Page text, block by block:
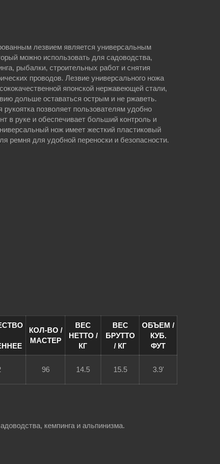
лезвием является универсальным
можно использовать для садоводства,
рыбалки, строительных работ и снятия
проводов. Лезвие универсального ножа
японской нержавеющей стали,
дольше оставаться острым и не ржаветь.
рукоятка позволяет пользователям удобно
в руке и обеспечивает больший контроль и
нож имеет жесткий пластиковый
ремня для удобной переноски и безопасности.
КОЛ-ВО /
МАСТЕР
ВЕС
НЕТТО /
КГ
ВЕС
БРУТТО
/ КГ
ОБЪЕМ /
КУБ.
ФУТ
96 14.5 15.5 3.9'
кемпинга и альпинизма.